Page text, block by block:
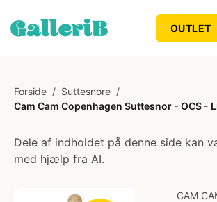
OUTLET
Forside / Suttesnore /
Cam Cam Copenhagen Suttesnor - OCS -
Dele af indholdet på denne side kan
med hjælp fra AI.
CAM